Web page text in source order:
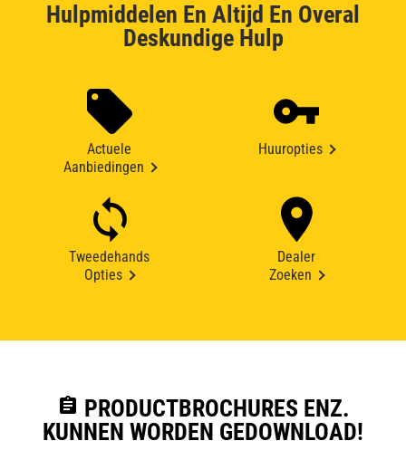
Hulpmiddelen En Altijd En Overal
Deskundige Hulp
Actuele
Aanbiedingen
Huuropties
Tweedehands
Opties
Dealer
Zoeken
assignment PRODUCTBROCHURES ENZ.
KUNNEN WORDEN GEDOWNLOAD!